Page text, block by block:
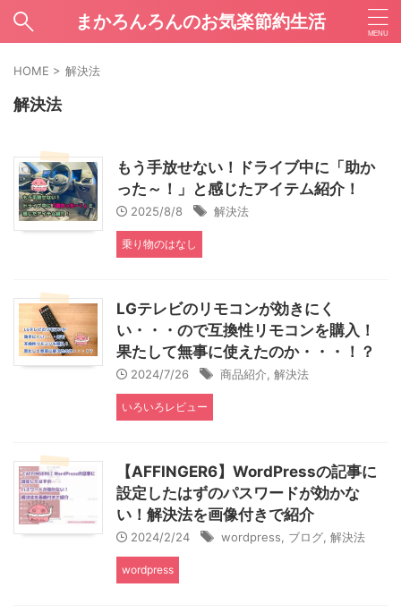
まかろんろんのお気楽節約生活
HOME > 解決法
解決法
もう手放せない！ドライブ中に「助か
った～！」と感じたアイテム紹介！
2025/8/8 解決法
乗り物のはなし
LGテレビのリモコンが効きにく
い・・・ので互換性リモコンを購入！
果たして無事に使えたのか・・・！？
2024/7/26 商品紹介 解決法
いろいろレビュー
【AFFINGER6】WordPressの記事に
設定したはずのパスワードが効かな
い！解決法を画像付きで紹介
2024/2/24 wordpress ブログ 解決法
wordpress